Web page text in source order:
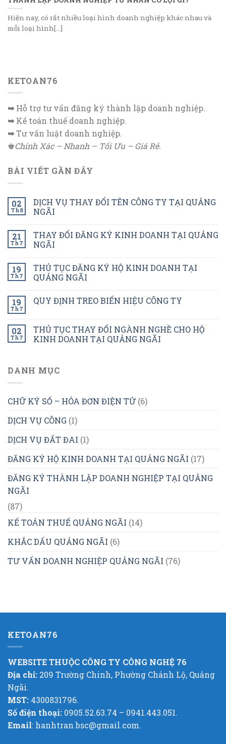
Hiện nay, có rất nhiều loại hình doanh nghiệp khác nhau và
mỗi loại hình[...]
KETOAN76
➥Hỗ trợ tư vấn đăng ký thành lập doanh nghiệp.
➥Kế toán thuế doanh nghiệp.
➥Tư vấn luật doanh nghiệp.
♚Chính Xác – Nhanh – Tối Ưu – Giá Rẻ.
BÀI VIẾT GẦN ĐÂY
02
Th8
DỊCH VỤ THAY ĐỔI TÊN CÔNG TY TẠI QUẢNG
NGÃI
21
Th7
THAY ĐỔI ĐĂNG KÝ KINH DOANH TẠI QUẢNG
NGÃI
19
Th7
THỦ TỤC ĐĂNG KÝ HỘ KINH DOANH TẠI
QUẢNG NGÃI
19
Th7
QUY ĐỊNH TREO BIỂN HIỆU CÔNG TY
02
Th7
THỦ TỤC THAY ĐỔI NGÀNH NGHỀ CHO HỘ
KINH DOANH TẠI QUẢNG NGÃI
DANH MỤC
CHỮ KÝ SỐ – HÓA ĐƠN ĐIỆN TỬ(6)
DỊCH VỤ CÔNG (1)
DỊCH VỤ ĐẤT ĐAI (1)
ĐĂNG KÝ HỘ KINH DOANH TẠI QUẢNG NGÃI (17)
ĐĂNG KÝ THÀNH LẬP DOANH NGHIỆP TẠI QUẢNG
NGÃI
(87)
KẾ TOÁN THUẾ QUẢNG NGÃI (14)
KHẮC DẤU QUẢNG NGÃI (6)
TƯ VẤN DOANH NGHIỆP QUẢNG NGÃI (76)
KETOAN76
WEBSITE THUỘC CÔNG TY CÔNG NGHỆ 76
Địa chỉ: 209 Trường Chinh, Phường Chánh Lộ, Quảng
Ngãi.
MST: 4300831796.
Số điện thoại: 0905.52.63.74 – 0941.443.051.
Email: hanhtran.bsc@gmail.com.